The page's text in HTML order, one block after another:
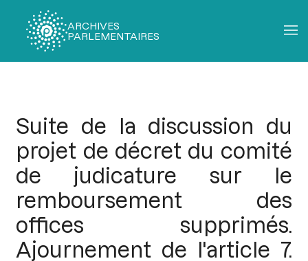
ARCHIVES
PARLEMENTAIRES
Suite de la discussion du
projet de décret du comité
de judicature sur le
remboursement des
offices supprimés.
Ajournement de l'article 7.